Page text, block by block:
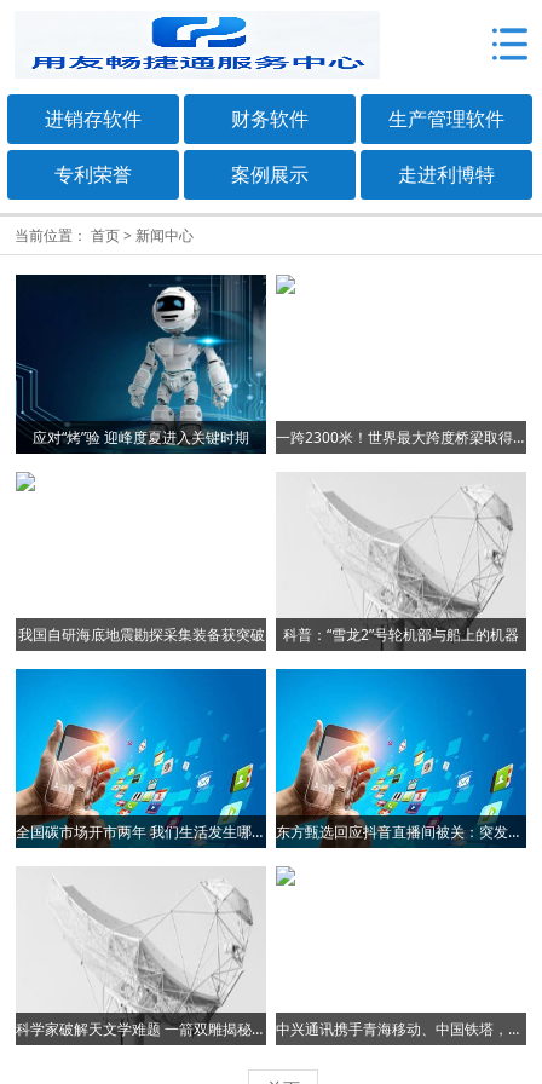
进销存软件 财务软件 生产管理软件
专利荣誉 案例展示 走进利博特
当前位置： 首页> 新闻中心
应对“烤”验 迎峰度夏进入关键时期 一跨2300米！世界最大跨度桥梁取得关键进展
我国自研海底地震勘探采集装备获突破 科普：“雪龙2”号轮机部与船上的机器
全国碳市场开市两年 我们生活发生哪些变化？ 东方甄选回应抖音直播间被关：突发情况，决定紧急在App上进行销售
科学家破解天文学难题 一箭双雕揭秘第一代星系和暗物质 中兴通讯携手青海移动、中国铁塔，开通可可西里“藏羚羊大产房”首个 5G 基站